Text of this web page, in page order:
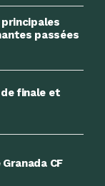
principales
passées
finale et
CF